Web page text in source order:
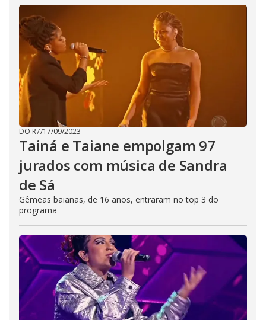
DO R7/17/09/2023
Tainá e Taiane empolgam 97
jurados com música de Sandra
de Sá
Gêmeas baianas, de 16 anos, entraram no top 3 do
programa